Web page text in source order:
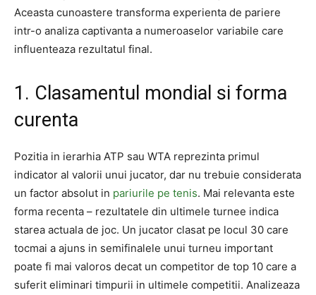
Aceasta cunoastere transforma experienta de pariere
intr-o analiza captivanta a numeroaselor variabile care
influenteaza rezultatul final.
1. Clasamentul mondial si forma
curenta
Pozitia in ierarhia ATP sau WTA reprezinta primul
indicator al valorii unui jucator, dar nu trebuie considerata
un factor absolut in pariurile pe tenis. Mai relevanta este
forma recenta – rezultatele din ultimele turnee indica
starea actuala de joc. Un jucator clasat pe locul 30 care
tocmai a ajuns in semifinalele unui turneu important
poate fi mai valoros decat un competitor de top 10 care a
suferit eliminari timpurii in ultimele competitii. Analizeaza